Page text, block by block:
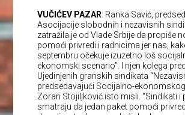
VUČIĆEV PAZAR: Ranka Savić,
Asocijacije slobodnih i nezavisnih
zatražila je od Vlade Srbije da propiše
pomoći privredi i radnicima jer nas,
septembru očekuje izuzetno loš
ekonomski scenario”. I njen kolega
Ujedinjenih granskih sindikata
predsedavajući Socijalno-
Zoran Stojiljković isto misli. “Sindikati i
smatraju da jedan paket pomoći